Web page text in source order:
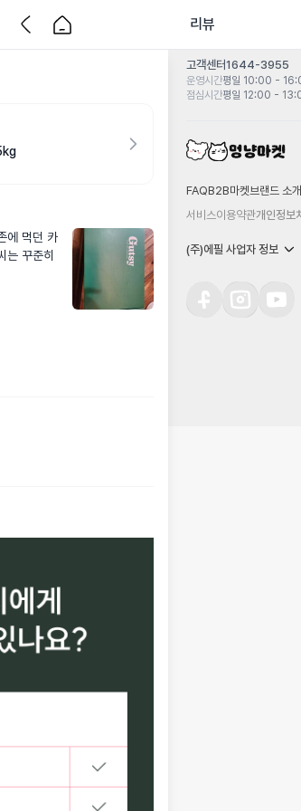
리뷰
에 먹던 카
는 꾸준히
고객센터1644-3955
운영시간평일 10:00 -
점심시간평일 12:00 -
FAQB2B마켓 브랜드 소개
서비스이용약관개인정보
(주)에필 사업자 정보